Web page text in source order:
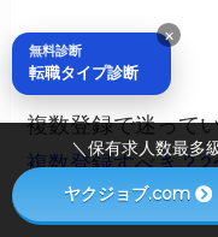
複数登録で迷って
複数登録すべき？
考になります。
×
無料診断
転職タイプ診断
＼保有求人数最
ヤクジョブ.com